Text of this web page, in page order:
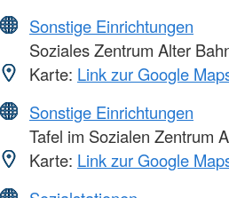
Sonstige Einrichtungen
Soziales Zentrum Alter
Karte: Link zur Google
Sonstige Einrichtungen
Tafel im Sozialen Zentrum
Karte: Link zur Google